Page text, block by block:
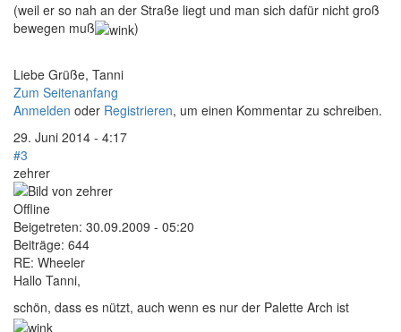
(weil er so nah an der Straße liegt und man sich dafür nicht groß
bewegen muß
)
Liebe Grüße, Tanni
Zum Seitenanfang
Anmelden oder Registrieren, um einen Kommentar zu schreiben.
29. Juni 2014 - 4:17
#3
zehrer
Offline
Beigetreten: 30.09.2009 - 05:20
Beiträge: 644
RE: Wheeler
Hallo Tanni,
schön, dass es nützt, auch wenn es nur der Palette Arch ist